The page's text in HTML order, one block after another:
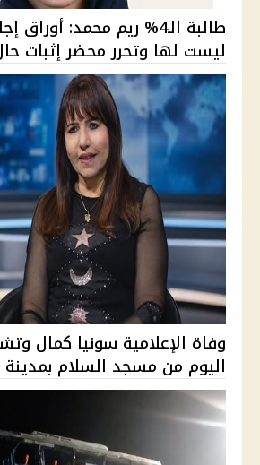
طالبة الـ4% ريم محمد:
ليست لها وتحرر محضر إثبات
وفاة الإعلامية سونيا كمال
اليوم من مسجد السلام